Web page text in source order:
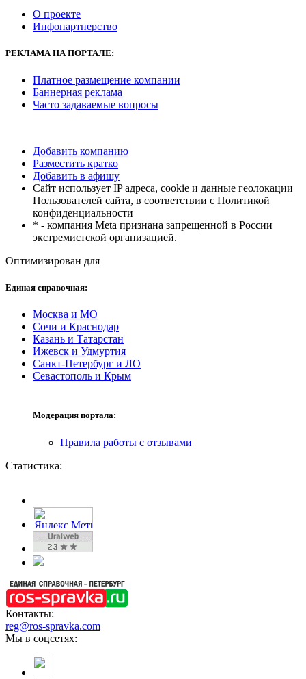
О проекте
Инфопартнерство
РЕКЛАМА НА ПОРТАЛЕ:
Платное размещение компании
Баннерная реклама
Часто задаваемые вопросы
Добавить компанию
Разместить кратко
Добавить в афишу
Сайт использует IP адреса, cookie и данные геолокации
Пользователей сайта, в соответствии с Политикой
конфиденциальности
* - компания Meta признана запрещенной в России
экстремистской организацией.
Оптимизирован для
Единая справочная:
Москва и МО
Сочи и Краснодар
Казань и Татарстан
Ижевск и Удмуртия
Санкт-Петербург и ЛО
Севастополь и Крым
Модерация портала:
Правила работы с отзывами
Статистика:
Контакты:
reg@ros-spravka.com
Мы в соцсетях: